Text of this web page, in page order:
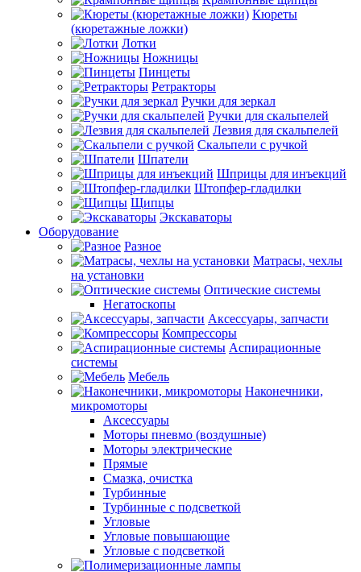
Кюреты
(кюретажные ложки)
Лотки
Ножницы
Пинцеты
Ретракторы
Ручки для зеркал
Ручки для скальпелей
Лезвия для скальпелей
Скальпели с ручкой
Шпатели
Шприцы для инъекций
Штопфер-гладилки
Щипцы
Экскаваторы
Оборудование
Разное
Матрасы, чехлы
на установки
Оптические системы
Негатоскопы
Аксессуары, запчасти
Компрессоры
Аспирационные
системы
Мебель
Наконечники,
микромоторы
Аксессуары
Моторы пневмо (воздушные)
Моторы электрические
Прямые
Смазка, очистка
Турбинные
Турбинные с подсветкой
Угловые
Угловые повышающие
Угловые с подсветкой